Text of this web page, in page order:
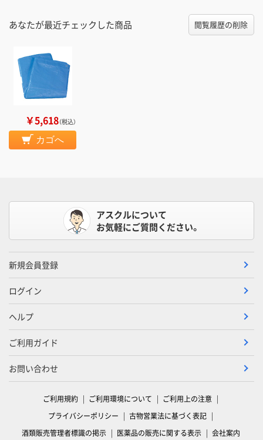
あなたが最近チェックした商品 閲覧履歴の削除
￥5,618（税込）
カゴへ
アスクルについて
お気軽にご質問ください。
新規会員登録
ログイン
ヘルプ
ご利用ガイド
お問い合わせ
ご利用規約 ご利用環境について
ご利用上の注意
プライバシーポリシー
古物営業法に基づく表記
酒類販売管理者標識の掲示
医薬品の販売に関する表示 会社案内